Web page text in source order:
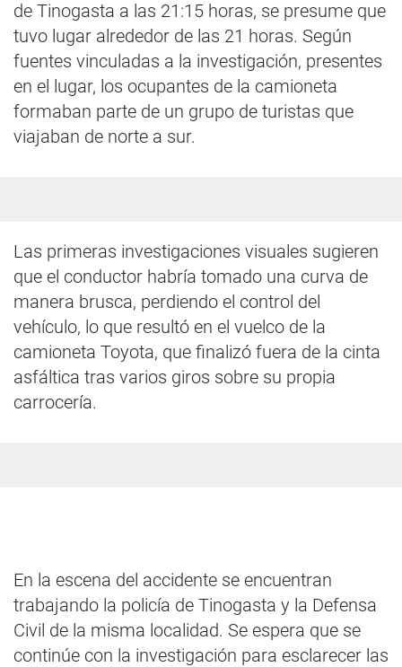
de Tinogasta a las 21:15 horas, se presume que
tuvo lugar alrededor de las 21 horas. Según
fuentes vinculadas a la investigación, presentes
en el lugar, los ocupantes de la camioneta
formaban parte de un grupo de turistas que
viajaban de norte a sur.
Las primeras investigaciones visuales sugieren
que el conductor habría tomado una curva de
manera brusca, perdiendo el control del
vehículo, lo que resultó en el vuelco de la
camioneta Toyota, que finalizó fuera de la cinta
asfáltica tras varios giros sobre su propia
carrocería.
En la escena del accidente se encuentran
trabajando la policía de Tinogasta y la Defensa
Civil de la misma localidad. Se espera que se
continúe con la investigación para esclarecer las